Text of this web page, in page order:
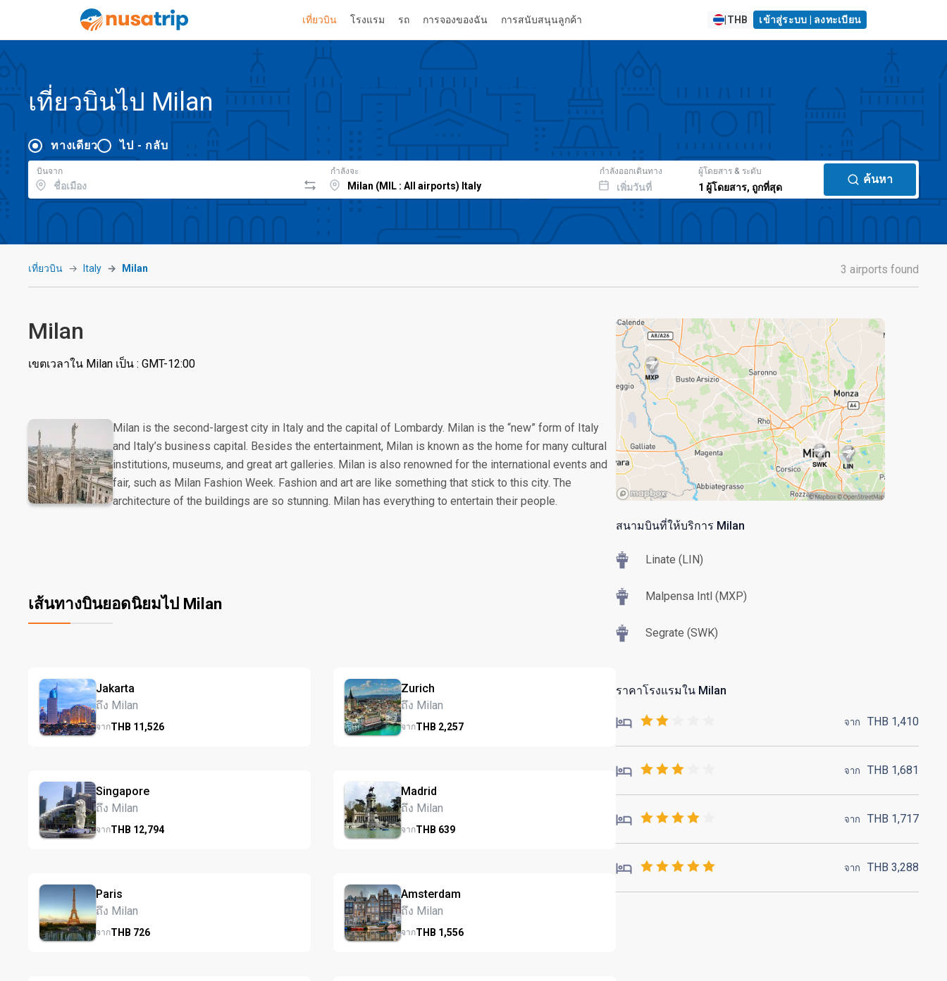
เที่ยวบิน โรงแรม รถ การจองของฉัน การสนับสนุนลูกค้า THB เข้าสู่ระบบ | ลงทะเบียน
เที่ยวบินไป Milan
ทางเดียว ไป - กลับ
บินจาก กำลังจะ กำลังออกเดินทาง
เพิ่มวันที่
ผู้โดยสาร & ระดับ
1 ผู้โดยสาร, ถูกที่สุด
ค้นหา
เที่ยวบิน Italy Milan 3 airports found
Milan
เขตเวลาใน Milan เป็น : GMT-12:00
Milan is the second-largest city in Italy and the capital of Lombardy. Milan is the “new” form of Italy
and Italy’s business capital. Besides the entertainment, Milan is known as the home for many cultural
institutions, museums, and great art galleries. Milan is also renowned for the international events and
fair, such as Milan Fashion Week. Fashion and art are like something that stick to this city. The
architecture of the buildings are so stunning. Milan has everything to entertain their people.
เส้นทางบินยอดนิยมไป Milan
Jakarta
ถึง Milan
จากTHB 11,526
Zurich
ถึง Milan
จากTHB 2,257
Singapore
ถึง Milan
จากTHB 12,794
Madrid
ถึง Milan
จากTHB 639
Paris
ถึง Milan
จากTHB 726
Amsterdam
ถึง Milan
จากTHB 1,556
สนามบินที่ให้บริการ Milan
Linate (LIN)
Malpensa Intl (MXP)
Segrate (SWK)
ราคาโรงแรมใน Milan
จาก THB 1,410
จาก THB 1,681
จาก THB 1,717
จาก THB 3,288